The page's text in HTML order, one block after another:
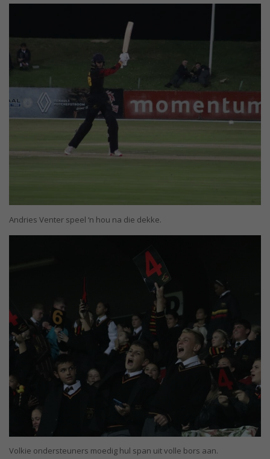
Andries Venter speel ‘n hou na die dekke.
Volkie ondersteuners moedig hul span uit volle bors aan.